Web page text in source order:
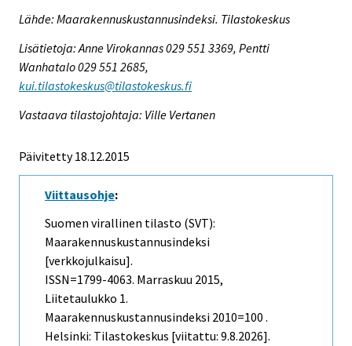
Lähde: Maarakennuskustannusindeksi. Tilastokeskus
Lisätietoja: Anne Virokannas 029 551 3369, Pentti
Wanhatalo 029 551 2685,
kui.tilastokeskus@tilastokeskus.fi
Vastaava tilastojohtaja: Ville Vertanen
Päivitetty 18.12.2015
Viittausohje:
Suomen virallinen tilasto (SVT):
Maarakennuskustannusindeksi
[verkkojulkaisu].
ISSN=1799-4063. Marraskuu 2015,
Liitetaulukko 1.
Maarakennuskustannusindeksi 2010=100 .
Helsinki: Tilastokeskus [viitattu: 9.8.2026].